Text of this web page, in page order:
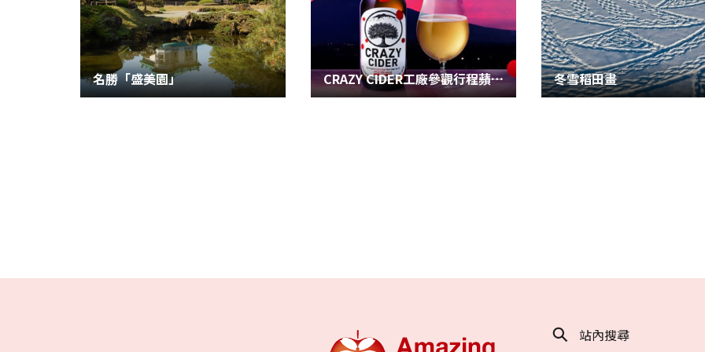
名勝「盛美園」 CRAZY CIDER工廠參觀行程――蘋果酒釀造奧秘 冬雪稻田畫
站內搜尋